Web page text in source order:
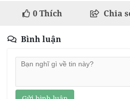
0Thích Chia
Bình luận